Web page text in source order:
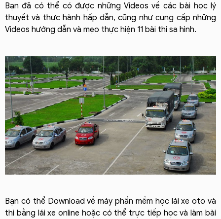
Bạn đã có thể có được những Videos về các bài học lý
thuyết và thực hành hấp dẫn, cũng như cung cấp những
Videos hướng dẫn và mẹo thực hiện 11 bài thi sa hình.
Bạn có thể Download về máy phần mềm học lái xe oto và
thi bằng lái xe online hoặc có thể trực tiếp học và làm bài